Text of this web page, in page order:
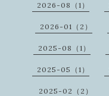
2026-08（1）
2026-01（2）
2025-08（1）
2025-05（1）
2025-02（2）